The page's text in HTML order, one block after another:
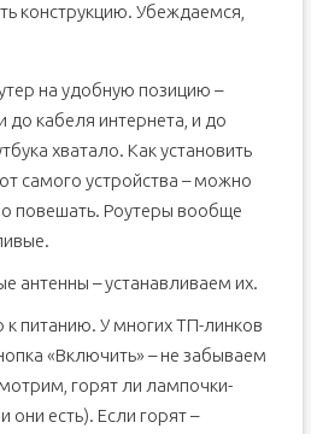
конструкцию. Убеждаемся,
на удобную позицию –
до кабеля интернета, и до
хватало. Как установить
самого устройства – можно
повешать. Роутеры вообще
антенны – устанавливаем их.
питанию. У многих ТП-линков
«Включить» – не забываем
горят ли лампочки-
они есть). Если горят –